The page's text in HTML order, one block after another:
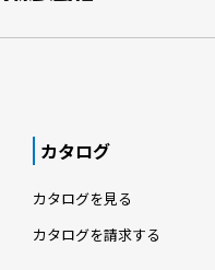
カタログ
カタログを見る
カタログを請求する